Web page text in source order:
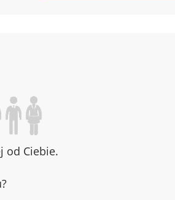
od Ciebie.